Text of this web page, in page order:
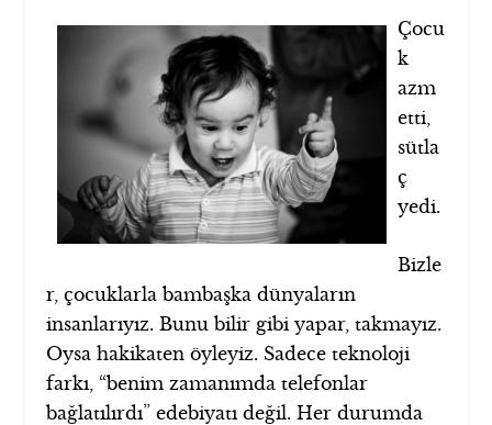
Çocu
k
azm
etti,
sütla
ç
yedi.
Bizle
r, çocuklarla bambaşka dünyaların
insanlarıyız. Bunu bilir gibi yapar, takmayız.
Oysa hakikaten öyleyiz. Sadece teknoloji
farkı, “benim zamanımda telefonlar
bağlatılırdı” edebiyatı değil. Her durumda